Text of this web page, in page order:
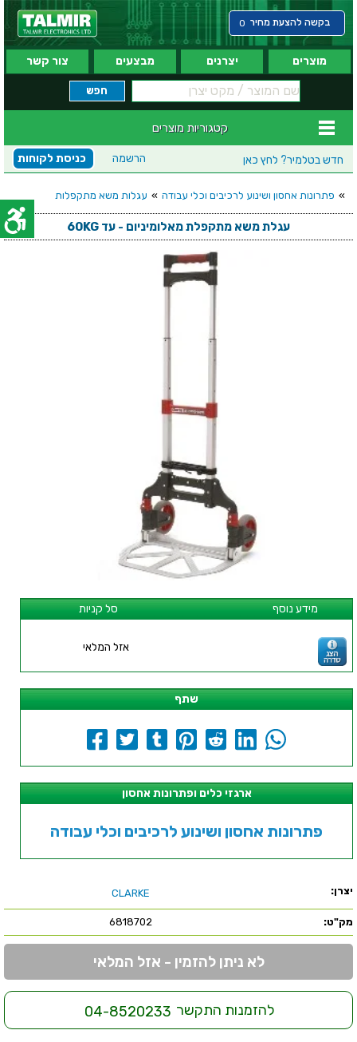
בקשה להצעת מחיר 0
מוצרים יצרנים מבצעים צור קשר
קטגוריות מוצרים
חדש בטלמיר? לחץ כאן כניסת לקוחות הרשמה
» פתרונות אחסון ושינוע לרכיבים וכלי עבודה » עגלות משא מתקפלות
עגלת משא מתקפלת מאלומיניום - עד 60KG
סל קניות מידע נוסף
אזל המלאי
שתף
ארגזי כלים ופתרונות אחסון
פתרונות אחסון ושינוע לרכיבים וכלי עבודה
יצרן: CLARKE
מק"ט: 6818702
לא ניתן להזמין - אזל המלאי
להזמנות התקשר 04-8520233